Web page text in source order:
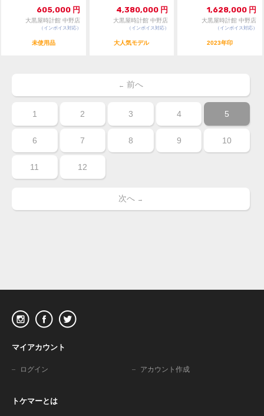
605,000 円
大黒屋時計館 中野店
（インボイス対応）
未使用品
4,380,000 円
大黒屋時計館 中野店
（インボイス対応）
大人気モデル
1,628,000 円
大黒屋時計館 中野店
（インボイス対応）
2023年印
← 前へ
1 2 3 4 5
6 7 8 9 10
11 12
次へ →
マイアカウント
ログイン アカウント作成
トケマーとは